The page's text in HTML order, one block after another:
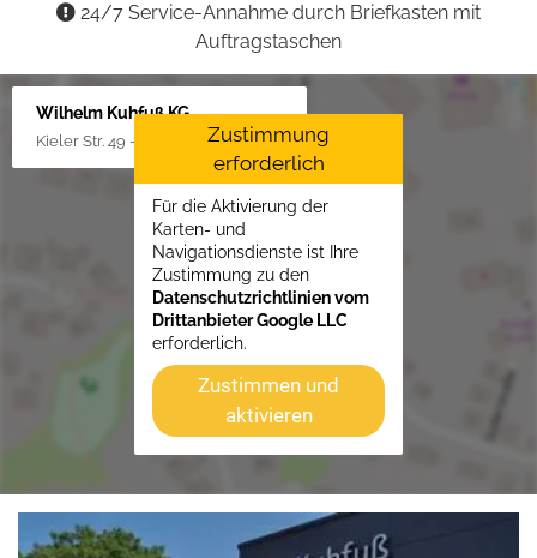
24/7 Service-Annahme durch Briefkasten mit
Auftragstaschen
Wilhelm Kuhfuß KG
Kieler Str. 49 - 51, 25451 Quickborn
Zustimmung
erforderlich
Für die Aktivierung der
Karten- und
Navigationsdienste ist Ihre
Zustimmung zu den
Datenschutzrichtlinien vom
Drittanbieter Google LLC
erforderlich.
Zustimmen und
aktivieren